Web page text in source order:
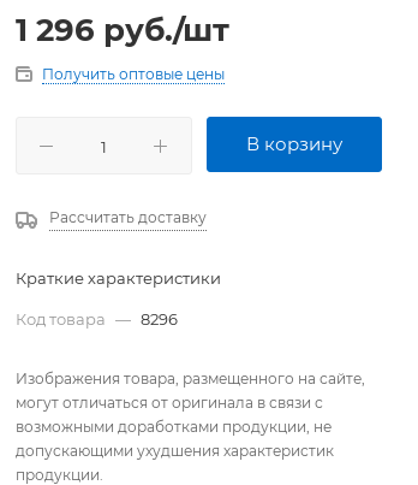
1 296 руб./шт
Получить оптовые цены
В корзину
Рассчитать доставку
Краткие характеристики
Код товара — 8296
Изображения товара, размещенного на сайте,
могут отличаться от оригинала в связи с
возможными доработками продукции, не
допускающими ухудшения характеристик
продукции.